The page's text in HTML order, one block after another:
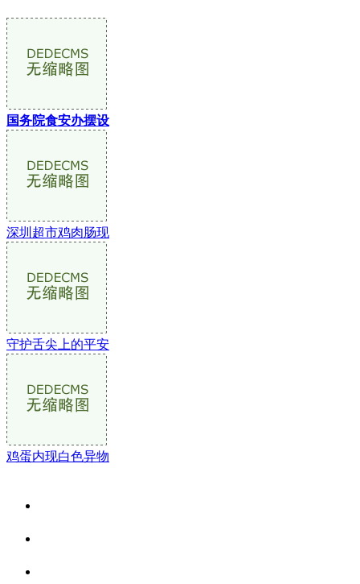
国务院食安办摆设
深圳超市鸡肉肠现
守护舌尖上的平安
鸡蛋内现白色异物